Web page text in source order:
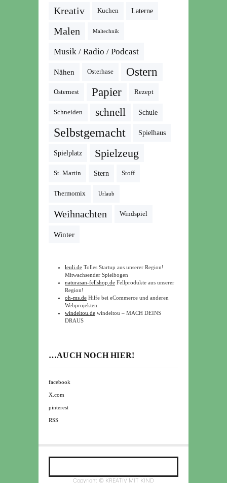
Kreativ Kuchen Laterne
Malen Maltechnik
Musik / Radio / Podcast
Nähen Osterhase Ostern
Osternest Papier Rezept
Schneiden schnell Schule
Selbstgemacht Spielhaus
Spielplatz Spielzeug
St. Martin Stern Stoff
Thermomix Urlaub
Weihnachten Windspiel
Winter
leuli.de Tolles Startup aus unserer Region!
Mitwachsender Spielbogen
naturasan-fellshop.de Fellprodukte aus unserer
Region!
oh-ms.de Hilfe bei eCommerce und anderen
Webprojekten.
windeltou.de windeltou – MACH DEINS
DRAUS
…AUCH NOCH HIER!
facebook
X.com
pinterest
RSS
Copyright © KREATIV MIT KIND